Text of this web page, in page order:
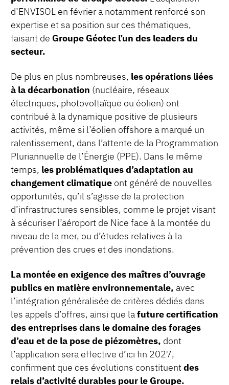
d’ENVISOL en février a notamment renforcé son
expertise et sa position sur ces thématiques,
faisant de Groupe Géotec l’un des leaders du
secteur.
De plus en plus nombreuses, les opérations liées
à la décarbonation (nucléaire, réseaux
électriques, photovoltaïque ou éolien) ont
contribué à la dynamique positive de plusieurs
activités, même si l’éolien offshore a marqué un
ralentissement, dans l’attente de la Programmation
Pluriannuelle de l’Énergie (PPE). Dans le même
temps, les problématiques d’adaptation au
changement climatique ont généré de nouvelles
opportunités, qu’il s’agisse de la protection
d’infrastructures sensibles, comme le projet visant
à sécuriser l’aéroport de Nice face à la montée du
niveau de la mer, ou d’études relatives à la
prévention des crues et des inondations.
La montée en exigence des maîtres d’ouvrage
publics en matière environnementale, avec
l’intégration généralisée de critères dédiés dans
les appels d’offres, ainsi que lafuture certification
des entreprises dans le domaine des forages
d’eau et de la pose de piézomètres, dont
l’application sera effective d’ici fin 2027,
confirment que ces évolutions constituentdes
relais d’activité durables pour le Groupe.